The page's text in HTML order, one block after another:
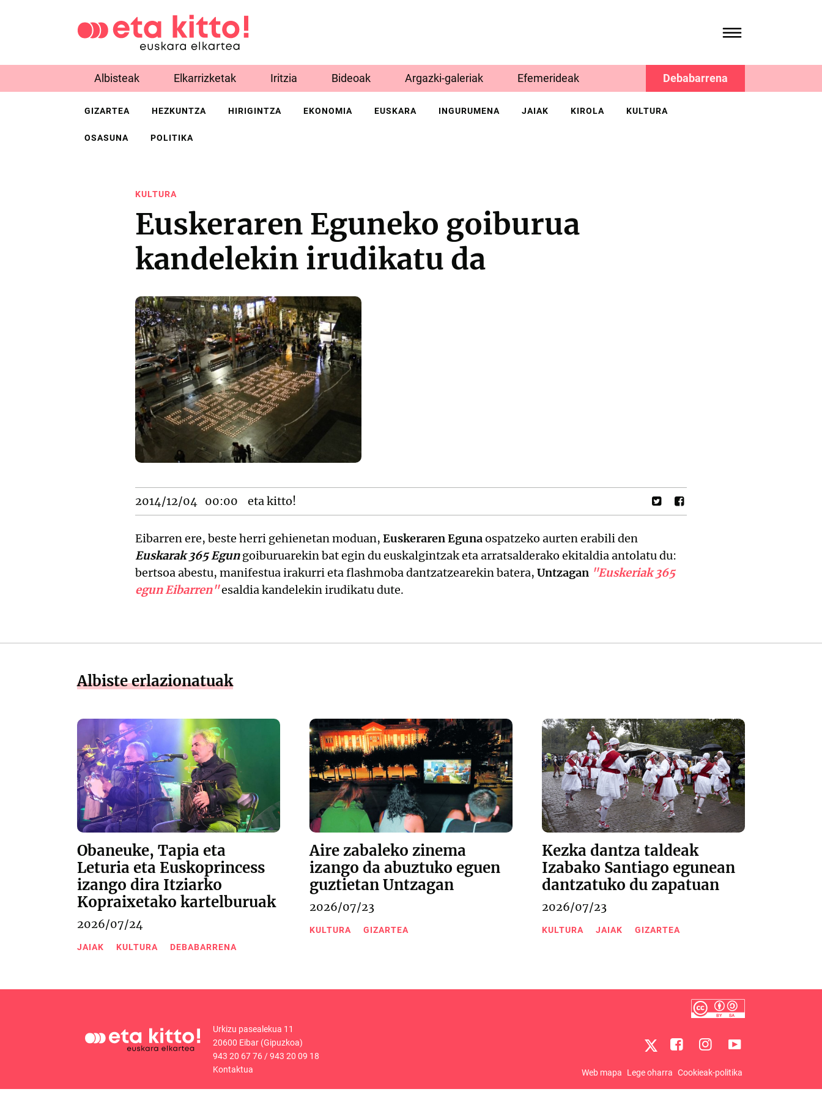
Albisteak Elkarrizketak Iritzia Bideoak Argazki-galeriak Efemerideak Debabarrena
GIZARTEA HEZKUNTZA HIRIGINTZA EKONOMIA EUSKARA INGURUMENA JAIAK KIROLA KULTURA
OSASUNA POLITIKA
KULTURA
Euskeraren Eguneko goiburua
kandelekin irudikatu da
2014/12/04 00:00 eta kitto!
Eibarren ere, beste herri gehienetan moduan, Euskeraren Egunaospatzeko aurten erabili den
Euskarak 365 Egungoiburuarekin bat egin du euskalgintzak eta arratsalderako ekitaldia antolatu du:
bertsoa abestu, manifestua irakurri eta flashmoba dantzatzearekin batera, Untzagan "Euskeriak 365
egun Eibarren"esaldia kandelekin irudikatu dute.
Albiste erlazionatuak
Obaneuke, Tapia eta
Leturia eta Euskoprincess
izango dira Itziarko
Kopraixetako kartelburuak
2026/07/24
JAIAK KULTURA DEBABARRENA
Aire zabaleko zinema
izango da abuztuko eguen
guztietan Untzagan
2026/07/23
KULTURA GIZARTEA
Kezka dantza taldeak
Izabako Santiago egunean
dantzatuko du zapatuan
2026/07/23
KULTURA JAIAK GIZARTEA
Urkizu pasealekua 11
20600 Eibar (Gipuzkoa)
943 20 67 76/943 20 09 18
Kontaktua
Web mapa Lege oharra Cookieak-politika